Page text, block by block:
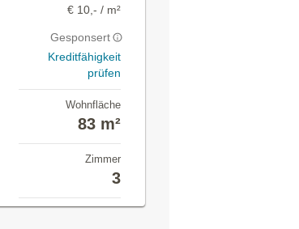
€ 10,- / m²
Gesponsert
Kreditfähigkeit
prüfen
Wohnfläche
83 m²
Zimmer
3